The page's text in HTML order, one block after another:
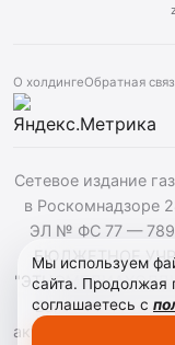
О холдингеОбратная
Сетевое издание
в Роскомнадзоре
ЭЛ № ФС 77 —
БЮДЖЕТНОЕ
Багомедов Р.Р.
активная
Мы используем
сайта. Продолжая
соглашаетесь с